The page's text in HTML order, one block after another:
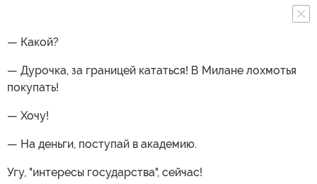
— Какой?
— Дурочка, за границей кататься! В Милане лохмотья
покупать!
— Хочу!
— На деньги, поступай в академию.
Угу, "интересы государства", сейчас!